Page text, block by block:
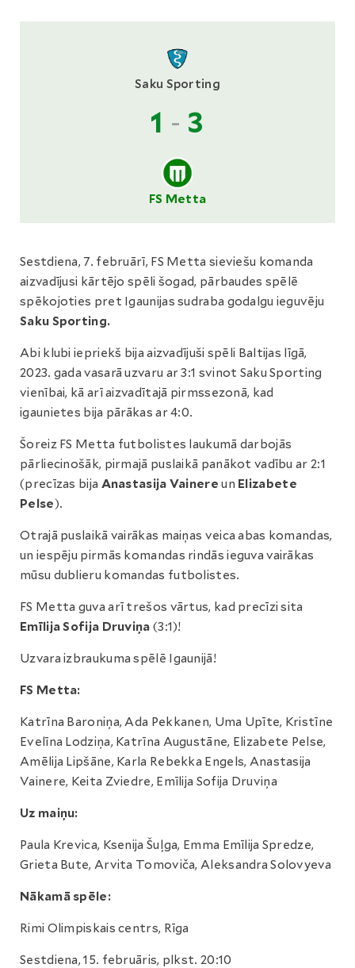
Saku Sporting
1 - 3
FS Metta
Sestdiena, 7. februārī, FS Metta sieviešu komanda
aizvadījusi kārtējo spēli šogad, pārbaudes spēlē
spēkojoties pret Igaunijas sudraba godalgu ieguvēju
Saku Sporting.
Abi klubi iepriekš bija aizvadījuši spēli Baltijas līgā,
2023. gada vasarā uzvaru ar 3:1 svinot Saku Sporting
vienībai, kā arī aizvadītajā pirmssezonā, kad
igaunietes bija pārākas ar 4:0.
Šoreiz FS Metta futbolistes laukumā darbojās
pārliecinošāk, pirmajā puslaikā panākot vadību ar 2:1
(precīzas bija Anastasija Vainere un Elizabete
Pelse).
Otrajā puslaikā vairākas maiņas veica abas komandas,
un iespēju pirmās komandas rindās ieguva vairākas
mūsu dublieru komandas futbolistes.
FS Metta guva arī trešos vārtus, kad precīzi sita
Emīlija Sofija Druviņa (3:1)!
Uzvara izbraukuma spēlē Igaunijā!
FS Metta:
Katrīna Baroniņa, Ada Pekkanen, Uma Upīte, Kristīne
Evelīna Lodziņa, Katrīna Augustāne, Elizabete Pelse,
Amēlija Lipšāne, Karla Rebekka Engels, Anastasija
Vainere, Keita Zviedre, Emīlija Sofija Druviņa
Uz maiņu:
Paula Krevica, Ksenija Šuļga, Emma Emīlija Spredze,
Grieta Bute, Arvita Tomoviča, Aleksandra Solovyeva
Nākamā spēle:
Rimi Olimpiskais centrs, Rīga
Sestdiena, 15. februāris, plkst. 20:10